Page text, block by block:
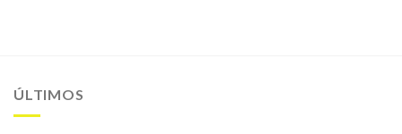
ÚLTIMOS